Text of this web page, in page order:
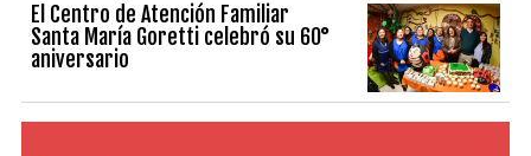
El Centro de Atención Familiar
Santa María Goretti celebró su 60°
aniversario